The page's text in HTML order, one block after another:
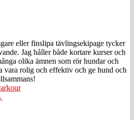
eller finslipa tävlingsekipage tycker
Jag håller både kortare kurser och
olika ämnen som rör hundar och
vara rolig och effektiv och ge hund och